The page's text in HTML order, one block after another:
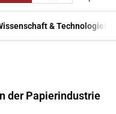
& Technologie
der Papierindustrie